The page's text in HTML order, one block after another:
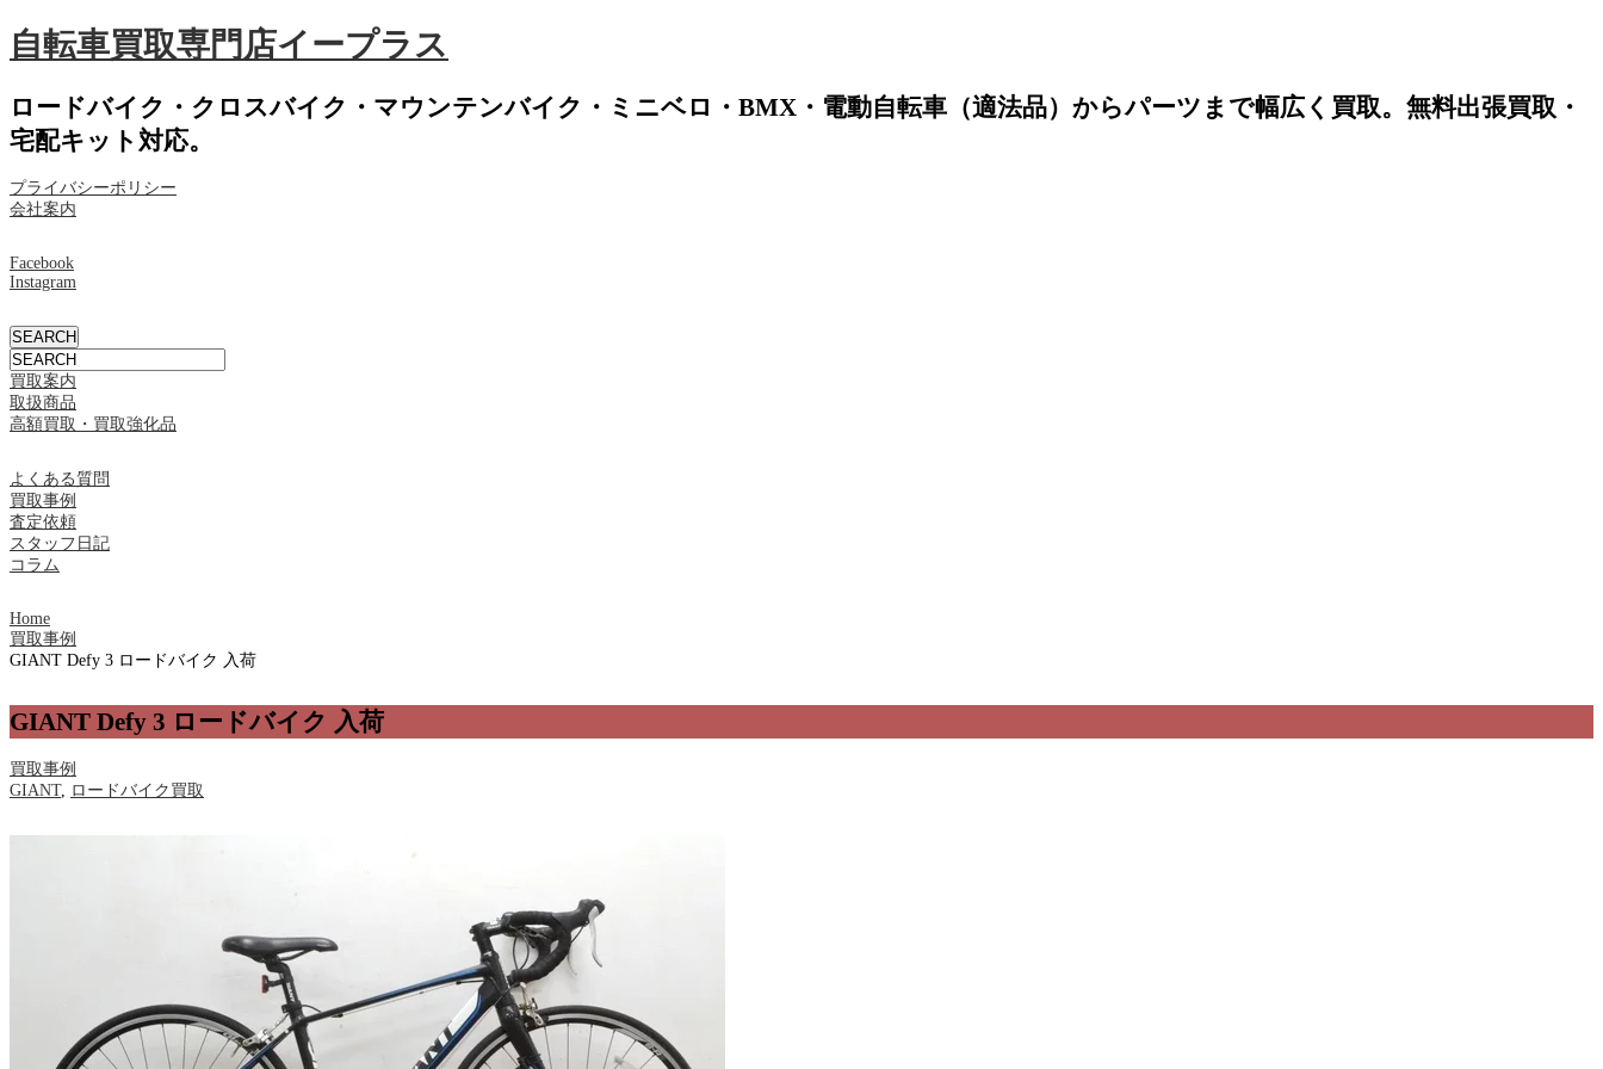
自転車買取専門店イープラス
ロードバイク・クロスバイク・マウンテンバイク・ミニベロ・BMX・電動自転車（適法品）からパーツまで幅広く買取。無料出張買取・
宅配キット対応。
プライバシーポリシー
会社案内
Facebook
Instagram
買取案内
取扱商品
高額買取・買取強化品
よくある質問
買取事例
査定依頼
スタッフ日記
コラム
Home
買取事例
GIANT Defy 3 ロードバイク 入荷
GIANT Defy 3 ロードバイク 入荷
買取事例
GIANT, ロードバイク買取